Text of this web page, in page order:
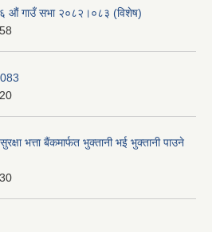
औं गाउँ सभा २०८२।०८३ (विशेष)
भत्ता बैंकमार्फत भुक्तानी भई भुक्तानी पाउने